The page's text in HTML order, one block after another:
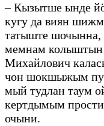
– Кызытше ынде
кугу да виян
татыште
мемнам
Михайлович
чон шокшыжым
мый тудлан таум
кертдымым
очыни.